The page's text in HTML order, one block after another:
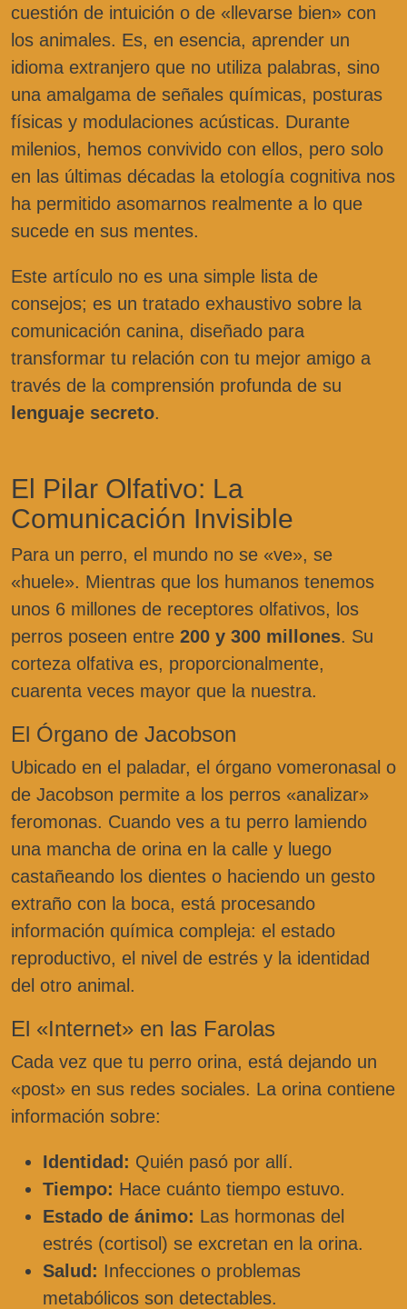
cuestión de intuición o de «llevarse bien» con
los animales. Es, en esencia, aprender un
idioma extranjero que no utiliza palabras, sino
una amalgama de señales químicas, posturas
físicas y modulaciones acústicas. Durante
milenios, hemos convivido con ellos, pero solo
en las últimas décadas la etología cognitiva nos
ha permitido asomarnos realmente a lo que
sucede en sus mentes.
Este artículo no es una simple lista de
consejos; es un tratado exhaustivo sobre la
comunicación canina, diseñado para
transformar tu relación con tu mejor amigo a
través de la comprensión profunda de su
lenguaje secreto.
El Pilar Olfativo: La
Comunicación Invisible
Para un perro, el mundo no se «ve», se
«huele». Mientras que los humanos tenemos
unos 6 millones de receptores olfativos, los
perros poseen entre 200 y 300 millones. Su
corteza olfativa es, proporcionalmente,
cuarenta veces mayor que la nuestra.
El Órgano de Jacobson
Ubicado en el paladar, el órgano vomeronasal o
de Jacobson permite a los perros «analizar»
feromonas. Cuando ves a tu perro lamiendo
una mancha de orina en la calle y luego
castañeando los dientes o haciendo un gesto
extraño con la boca, está procesando
información química compleja: el estado
reproductivo, el nivel de estrés y la identidad
del otro animal.
El «Internet» en las Farolas
Cada vez que tu perro orina, está dejando un
«post» en sus redes sociales. La orina contiene
información sobre:
Identidad: Quién pasó por allí.
Tiempo: Hace cuánto tiempo estuvo.
Estado de ánimo: Las hormonas del
estrés (cortisol) se excretan en la orina.
Salud: Infecciones o problemas
metabólicos son detectables.